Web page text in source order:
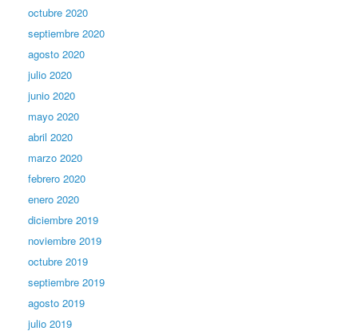
octubre 2020
septiembre 2020
agosto 2020
julio 2020
junio 2020
mayo 2020
abril 2020
marzo 2020
febrero 2020
enero 2020
diciembre 2019
noviembre 2019
octubre 2019
septiembre 2019
agosto 2019
julio 2019